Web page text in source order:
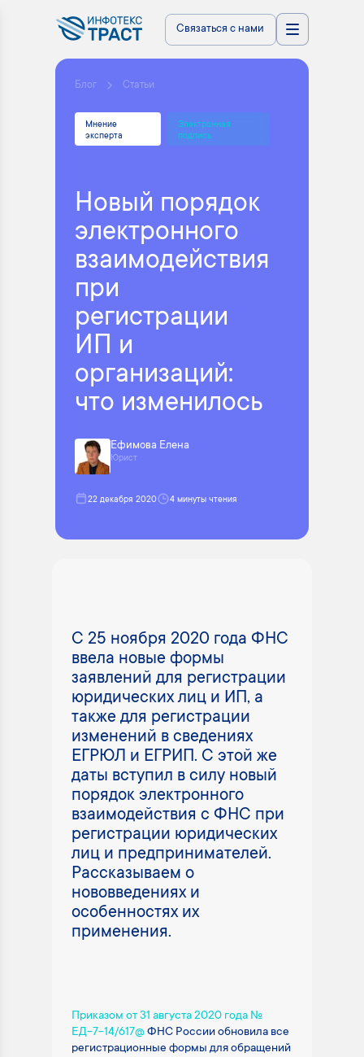
Связаться с нами
Блог Статьи
Мнение
эксперта
Электронная
подпись
Новый порядок
электронного
взаимодействия
при
регистрации
ИП и
организаций:
что изменилось
Ефимова Елена
Юрист
22 декабря 2020 4 минуты чтения
С 25 ноября 2020 года ФНС
ввела новые формы
заявлений для регистрации
юридических лиц и ИП, а
также для регистрации
изменений в сведениях
ЕГРЮЛ и ЕГРИП. С этой же
даты вступил в силу новый
порядок электронного
взаимодействия с ФНС при
регистрации юридических
лиц и предпринимателей.
Рассказываем о
нововведениях и
особенностях их
применения.
Приказом от 31 августа 2020 года №
ЕД-7-14/617@ФНС России обновила все
регистрационные формы для обращений